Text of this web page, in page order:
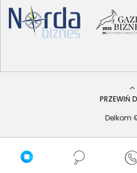
PRZEWIŃ
Delkom